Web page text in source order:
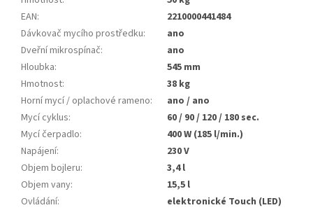
EAN:
2210000441484
Dávkovač mycího prostředku:
ano
Dveřní mikrospínač:
ano
Hloubka:
545 mm
Hmotnost:
38 kg
Horní mycí / oplachové rameno:
ano / ano
Mycí cyklus:
60 / 90 / 120 / 180 sec.
Mycí čerpadlo:
400 W (185 l/min.)
Napájení:
230 V
Objem bojleru:
3,4 l
Objem vany:
15,5 l
Ovládání:
elektronické Touch (LED)